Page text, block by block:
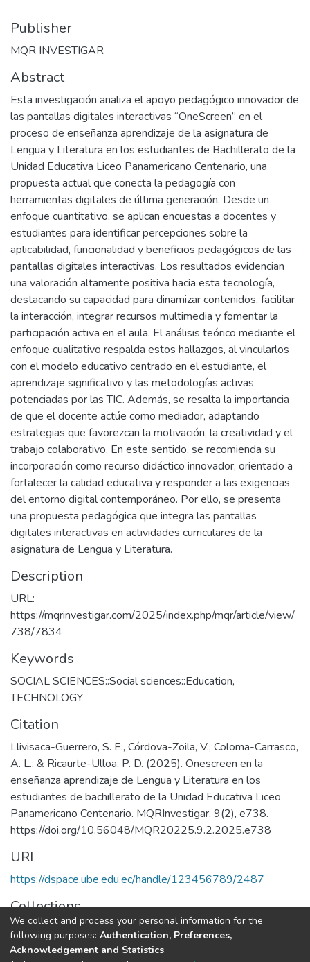
Publisher
MQR INVESTIGAR
Abstract
Esta investigación analiza el apoyo pedagógico innovador de
las pantallas digitales interactivas “OneScreen” en el
proceso de enseñanza aprendizaje de la asignatura de
Lengua y Literatura en los estudiantes de Bachillerato de la
Unidad Educativa Liceo Panamericano Centenario, una
propuesta actual que conecta la pedagogía con
herramientas digitales de última generación. Desde un
enfoque cuantitativo, se aplican encuestas a docentes y
estudiantes para identificar percepciones sobre la
aplicabilidad, funcionalidad y beneficios pedagógicos de las
pantallas digitales interactivas. Los resultados evidencian
una valoración altamente positiva hacia esta tecnología,
destacando su capacidad para dinamizar contenidos, facilitar
la interacción, integrar recursos multimedia y fomentar la
participación activa en el aula. El análisis teórico mediante el
enfoque cualitativo respalda estos hallazgos, al vincularlos
con el modelo educativo centrado en el estudiante, el
aprendizaje significativo y las metodologías activas
potenciadas por las TIC. Además, se resalta la importancia
de que el docente actúe como mediador, adaptando
estrategias que favorezcan la motivación, la creatividad y el
trabajo colaborativo. En este sentido, se recomienda su
incorporación como recurso didáctico innovador, orientado a
fortalecer la calidad educativa y responder a las exigencias
del entorno digital contemporáneo. Por ello, se presenta
una propuesta pedagógica que integra las pantallas
digitales interactivas en actividades curriculares de la
asignatura de Lengua y Literatura.
Description
URL:
https://mqrinvestigar.com/2025/index.php/mqr/article/view/
738/7834
Keywords
SOCIAL SCIENCES::Social sciences::Education,
TECHNOLOGY
Citation
Llivisaca-Guerrero, S. E., Córdova-Zoila, V., Coloma-Carrasco,
A. L., & Ricaurte-Ulloa, P. D. (2025). Onescreen en la
enseñanza aprendizaje de Lengua y Literatura en los
estudiantes de bachillerato de la Unidad Educativa Liceo
Panamericano Centenario. MQRInvestigar, 9(2), e738.
https://doi.org/10.56048/MQR20225.9.2.2025.e738
URI
https://dspace.ube.edu.ec/handle/123456789/2487
Collections
Artículos Científicos
We collect and process your personal information for the
following purposes: Authentication, Preferences,
Acknowledgement and Statistics.